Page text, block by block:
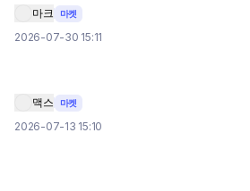
마크 마켓
2026-07-30 15:11
맥스 마켓
2026-07-13 15:10